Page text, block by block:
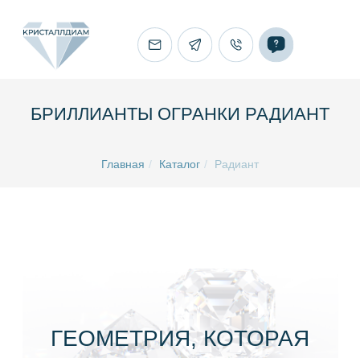
БРИЛЛИАНТЫ ОГРАНКИ РАДИАНТ
Главная / Каталог / Радиант
Огранка радиант сочетает четкую форму и
активную игру света. Такой синтетический
алмаз выбирают, когда нужен современный,
заметный и выразительный акцент. Если
нужного размера нет в каталоге или сложно